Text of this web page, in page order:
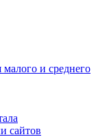
малого и среднего
сайтов